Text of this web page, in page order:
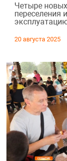
Четыре
переселения
20 августа 2025